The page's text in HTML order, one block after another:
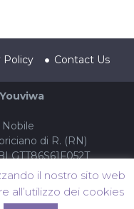
Policy Contact Us
Youviwa
di R. (RN)
il nostro sito web
all’utilizzo dei cookies